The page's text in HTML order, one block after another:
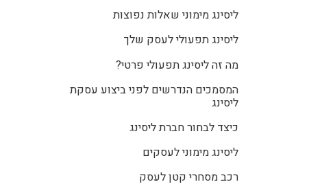
ליסינג מימוני שאלות נפוצות
ליסינג תפעולי לעסק שלך
מה זה ליסינג תפעולי פרטי?
המסמכים הנדרשים לפני ביצוע עסקת
ליסינג
כיצד לבחור חברת ליסינג
ליסינג מימוני לעסקים
רכב מסחרי קטן לעסק